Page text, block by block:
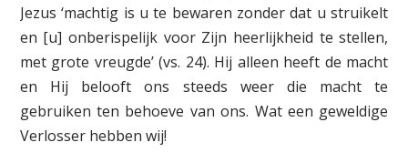
Jezus ‘machtig is u te bewaren zonder dat u struikelt
en [u] onberispelijk voor Zijn heerlijkheid te stellen,
met grote vreugde’ (vs. 24). Hij alleen heeft de macht
en Hij belooft ons steeds weer die macht te
gebruiken ten behoeve van ons. Wat een geweldige
Verlosser hebben wij!